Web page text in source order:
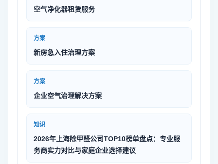
空气净化器租赁服务
方案
新房急入住治理方案
方案
企业空气治理解决方案
知识
2026年上海除甲醛公司TOP10榜单盘点：专业服
务商实力对比与家庭企业选择建议